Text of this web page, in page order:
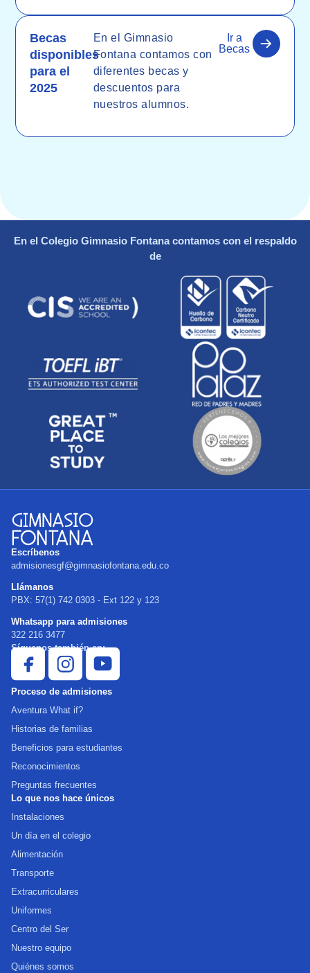
Becas
disponibles
para el
2025
En el Gimnasio
Fontana contamos con
diferentes becas y
descuentos para
nuestros alumnos.
Ir a
Becas
En el Colegio Gimnasio Fontana contamos con el respaldo
de
Escríbenos
admisionesgf@gimnasiofontana.edu.co
Llámanos
PBX: 57(1) 742 0303 - Ext 122 y 123
Whatsapp para admisiones
322 216 3477
Síguenos también en:
Proceso de admisiones
Aventura What if?
Historias de familias
Beneficios para estudiantes
Reconocimientos
Preguntas frecuentes
Lo que nos hace únicos
Instalaciones
Un día en el colegio
Alimentación
Transporte
Extracurriculares
Uniformes
Centro del Ser
Nuestro equipo
Quiénes somos